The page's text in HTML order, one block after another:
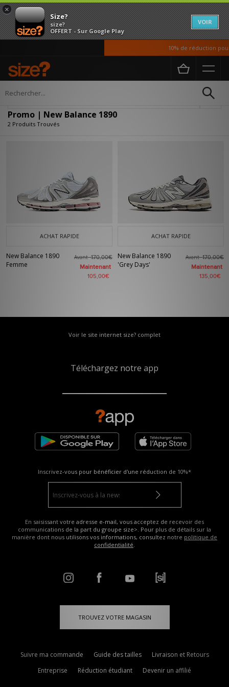
×
Size?
size?
OFFERT - Sur Google Play
VOIR
10% de réduction
Accueil Promo | New Balance 1890
Promo | New Balance 1890
2 Produits Trouvés
ACHAT RAPIDE
New Balance 1890
Femme
Avant170,00€
Maintenant
105,00€
ACHAT RAPIDE
New Balance 1890
'Grey Days'
Avant170,00€
Maintenant
135,00€
Voir le site internet size? complet
Téléchargez notre app
Inscrivez-vous pour bénéficier d'une réduction de 10%*
En saisissant votre adresse e-mail, vous acceptez de recevoir des
communications de la part du groupe size>. Pour plus de détails sur la
manière dont nous utilisons vos informations, consultez notre politique de
confidentialité.
TROUVEZ VOTRE MAGASIN
Suivre ma commande Guide des tailles
Livraison et Retours
Entreprise
Réduction étudiant Devenir un affilié